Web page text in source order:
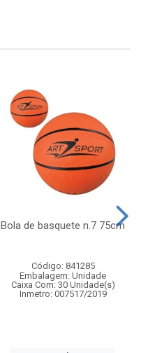
Bola de basquete n.7 75cm
Código: 841285
Embalagem: Unidade
Caixa Com: 30 Unidade(s)
Inmetro: 007517/2019